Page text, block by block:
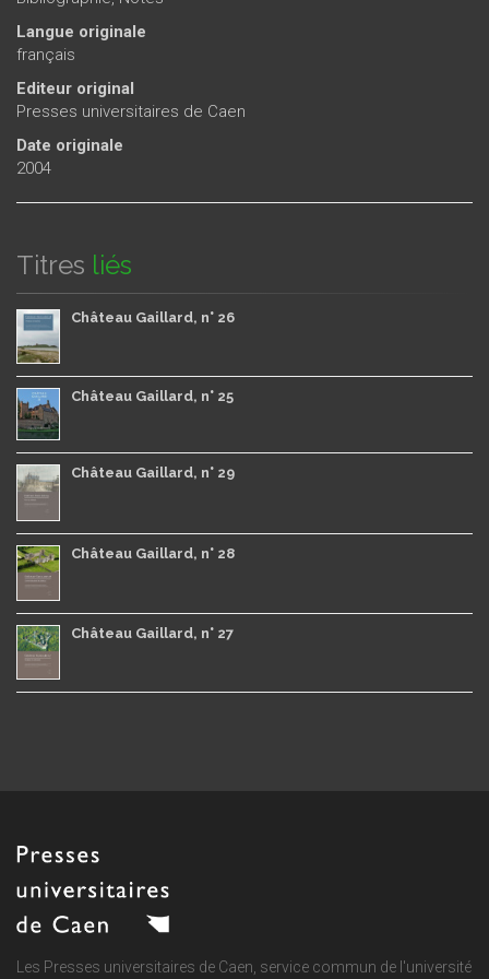
Langue originale
français
Editeur original
Presses universitaires de Caen
Date originale
2004
Titres liés
Château Gaillard, n° 26
Château Gaillard, n° 25
Château Gaillard, n° 29
Château Gaillard, n° 28
Château Gaillard, n° 27
Les Presses universitaires de Caen, service commun de l'université